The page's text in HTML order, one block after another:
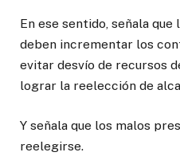
En ese sentido, señala
deben incrementar los
evitar desvío de recursos
lograr la reelección de
Y señala que los malos
reelegirse.